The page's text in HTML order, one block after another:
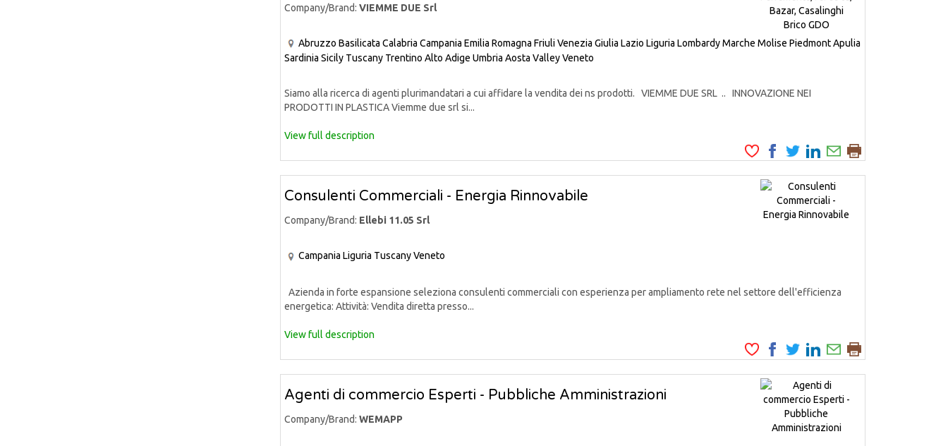
Company/Brand: VIEMME DUE Srl
Abruzzo Basilicata Calabria Campania Emilia Romagna Friuli Venezia Giulia Lazio Liguria LombardyMarche Molise PiedmontApulia
Sardinia Sicily Tuscany Trentino Alto Adige Umbria Aosta ValleyVeneto
Siamo alla ricerca di agenti plurimandatari a cui affidare la vendita dei ns prodotti. VIEMME DUE SRL .. INNOVAZIONE NEI
PRODOTTI IN PLASTICA Viemme due srl si...
View full description
Consulenti Commerciali - Energia Rinnovabile
Company/Brand: Ellebi 11.05 Srl
Campania Liguria TuscanyVeneto
Azienda in forte espansione seleziona consulenti commerciali con esperienza per ampliamento rete nel settore dell'efficienza
energetica: Attività: Vendita diretta presso...
View full description
Agenti di commercio Esperti - Pubbliche Amministrazioni
Company/Brand: WEMAPP